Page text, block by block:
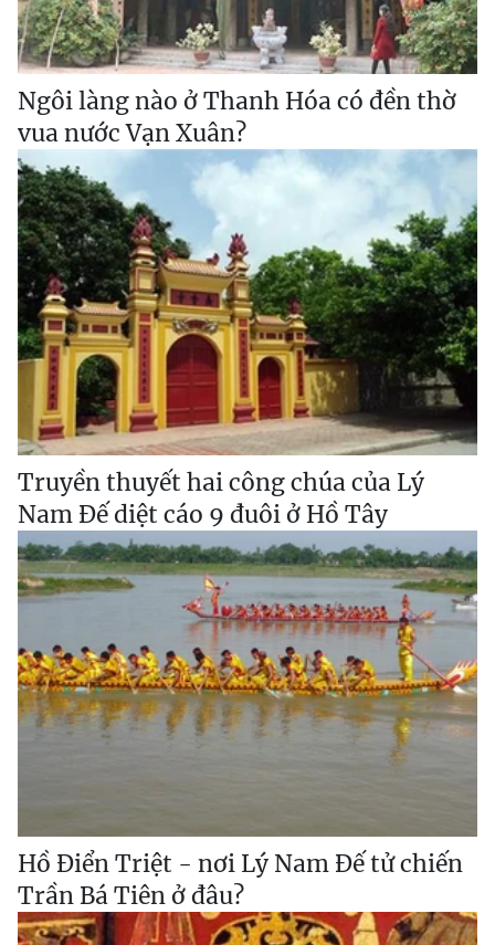
Ngôi làng nào ở Thanh Hóa có đền thờ
vua nước Vạn Xuân?
Truyền thuyết hai công chúa của Lý
Nam Đế diệt cáo 9 đuôi ở Hồ Tây
Hồ Điển Triệt - nơi Lý Nam Đế tử chiến
Trần Bá Tiên ở đâu?